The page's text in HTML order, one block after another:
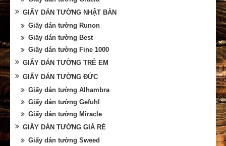
GIẤY DÁN TƯỜNG NHẬT BẢN
Giấy dán tường Runon
Giấy dán tường Best
Giấy dán tường Fine 1000
GIẤY DÁN TƯỜNG TRẺ EM
GIẤY DÁN TƯỜNG ĐỨC
Giấy dán tường Alhambra
Giấy dán tường Gefuhl
Giấy dán tường Miracle
GIẤY DÁN TƯỜNG GIÁ RẺ
Giấy dán tường Sweed